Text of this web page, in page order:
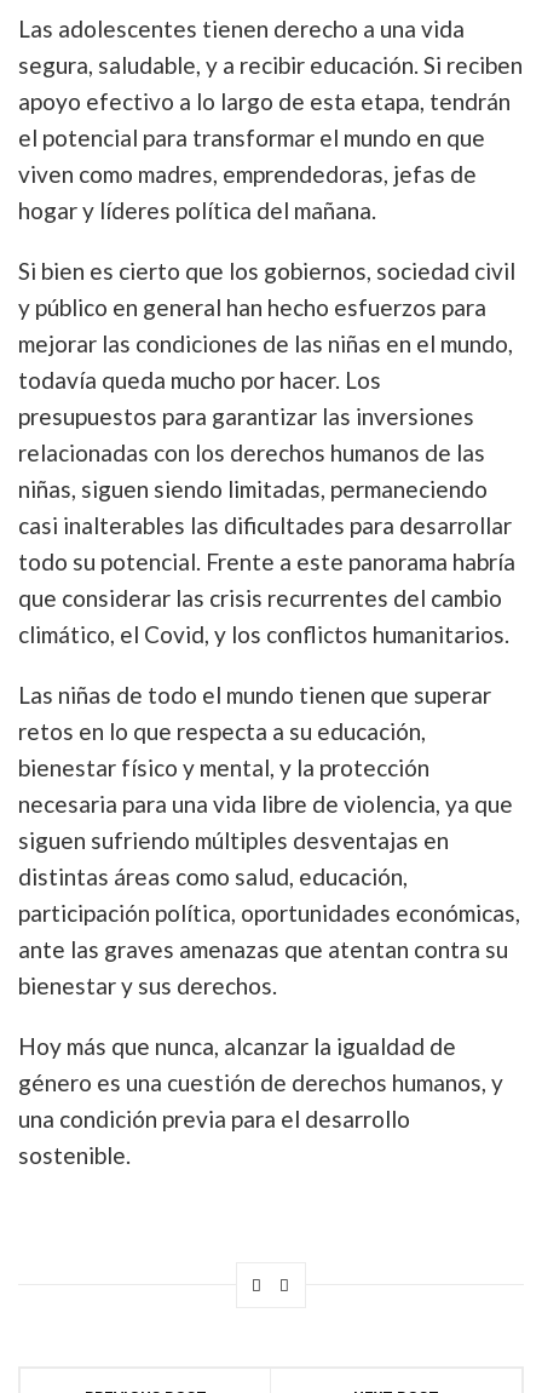
Las adolescentes tienen derecho a una vida
segura, saludable, y a recibir educación. Si reciben
apoyo efectivo a lo largo de esta etapa, tendrán
el potencial para transformar el mundo en que
viven como madres, emprendedoras, jefas de
hogar y líderes política del mañana.
Si bien es cierto que los gobiernos, sociedad civil
y público en general han hecho esfuerzos para
mejorar las condiciones de las niñas en el mundo,
todavía queda mucho por hacer. Los
presupuestos para garantizar las inversiones
relacionadas con los derechos humanos de las
niñas, siguen siendo limitadas, permaneciendo
casi inalterables las dificultades para desarrollar
todo su potencial. Frente a este panorama habría
que considerar las crisis recurrentes del cambio
climático, el Covid, y los conflictos humanitarios.
Las niñas de todo el mundo tienen que superar
retos en lo que respecta a su educación,
bienestar físico y mental, y la protección
necesaria para una vida libre de violencia, ya que
siguen sufriendo múltiples desventajas en
distintas áreas como salud, educación,
participación política, oportunidades económicas,
ante las graves amenazas que atentan contra su
bienestar y sus derechos.
Hoy más que nunca, alcanzar la igualdad de
género es una cuestión de derechos humanos, y
una condición previa para el desarrollo
sostenible.